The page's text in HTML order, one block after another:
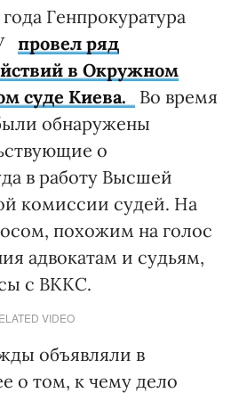
Генпрокуратура
провел ряд
в Окружном
суде Киева.
Во время
обнаружены
о
в работу Высшей
комиссии судей. На
похожим на голос
адвокатам и судьям,
с ВККС.
VIDEO
объявляли в
о том, к чему дело